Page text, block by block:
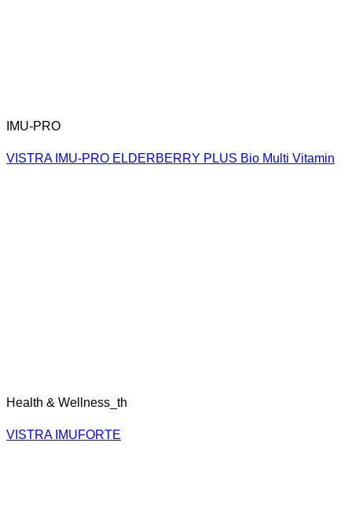
IMU-PRO
VISTRA IMU-PRO ELDERBERRY PLUS Bio Multi Vitamin
Health & Wellness_th
VISTRA IMUFORTE